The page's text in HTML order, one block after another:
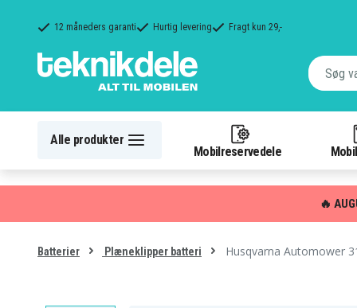
12 måneders garanti Hurtig levering Fragt kun 29,-
Alle produkter
Mobilreservedele
🔥
Batterier Plæneklipper batteri Husqvarna Automower